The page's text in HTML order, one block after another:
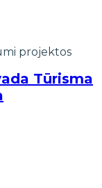
projektos
Tūrisma